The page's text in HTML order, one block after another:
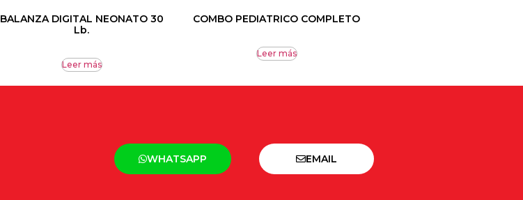
BALANZA DIGITAL NEONATO 30
Lb.
Leer más
COMBO PEDIATRICO COMPLETO
Leer más
WHATSAPP EMAIL